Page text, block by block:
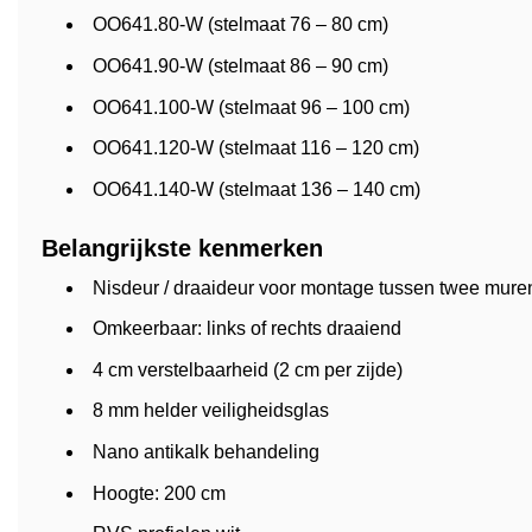
OO641.80-W (stelmaat 76 – 80 cm)
OO641.90-W (stelmaat 86 – 90 cm)
OO641.100-W (stelmaat 96 – 100 cm)
OO641.120-W (stelmaat 116 – 120 cm)
OO641.140-W (stelmaat 136 – 140 cm)
Belangrijkste kenmerken
Nisdeur / draaideur voor montage tussen twee
Omkeerbaar: links of rechts draaiend
4 cm verstelbaarheid (2 cm per zijde)
8 mm helder veiligheidsglas
Nano antikalk behandeling
Hoogte: 200 cm